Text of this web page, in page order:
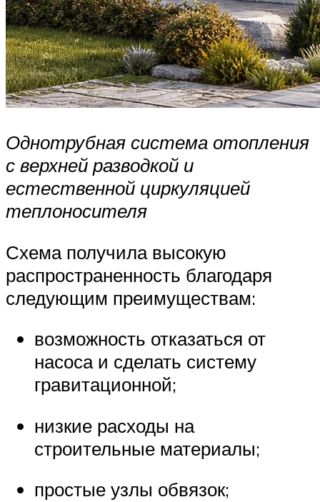
Однотрубная система отопления
с верхней разводкой и
естественной циркуляцией
теплоносителя
Схема получила высокую
распространенность благодаря
следующим преимуществам:
возможность отказаться от
насоса и сделать систему
гравитационной;
низкие расходы на
строительные материалы;
простые узлы обвязок;